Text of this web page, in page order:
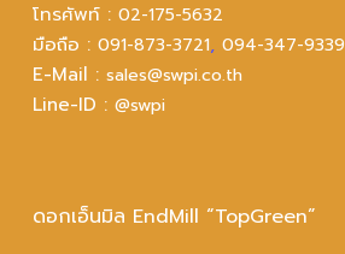
โทรศัพท์ : 02-175-5632
มือถือ : 091-873-3721, 094-347-9339
E-Mail : sales@swpi.co.th
Line-ID : @swpi
ดอกเอ็นมิล EndMill “TopGreen”